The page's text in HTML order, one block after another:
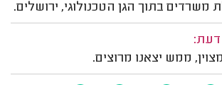
משרדים בתוך הגן הטכנולוגי, ירושלים.
דעת:
ממש יצאנו מרוצים.